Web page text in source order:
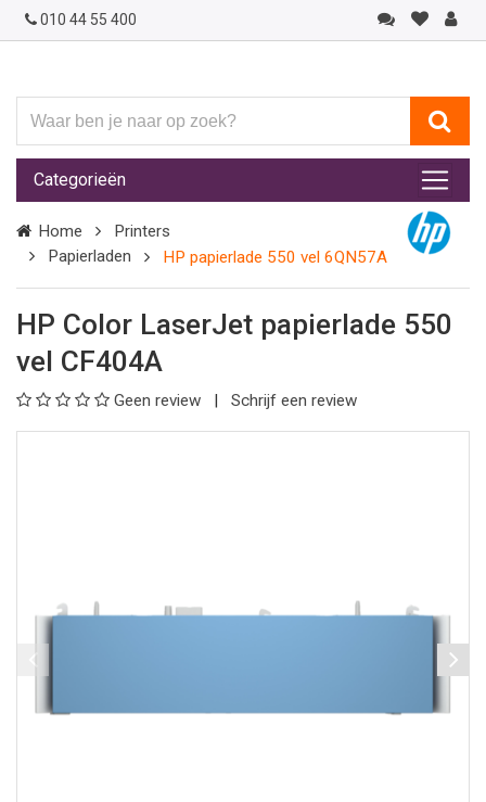
010 44 55 400
ben
je
naar
op
zoek?
Categorieën
Home
Printers
Papierladen
HP papierlade 550 vel 6QN57A
HP Color LaserJet papierlade 550
vel CF404A
Geen review Schrijf een review